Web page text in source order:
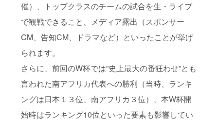
催）、トップクラスのチームの試合を生・ライブ
で観戦できること、メディア露出（スポンサー
CM、告知CM、ドラマなど）といったことが挙げ
られます。
さらに、前回のW杯では”史上最大の番狂わせ”とも
言われた南アフリカ代表への勝利（当時、ランキ
ングは日本１３位、南アフリカ３位）、本W杯開
始時はランキング10位といった要素も影響してい